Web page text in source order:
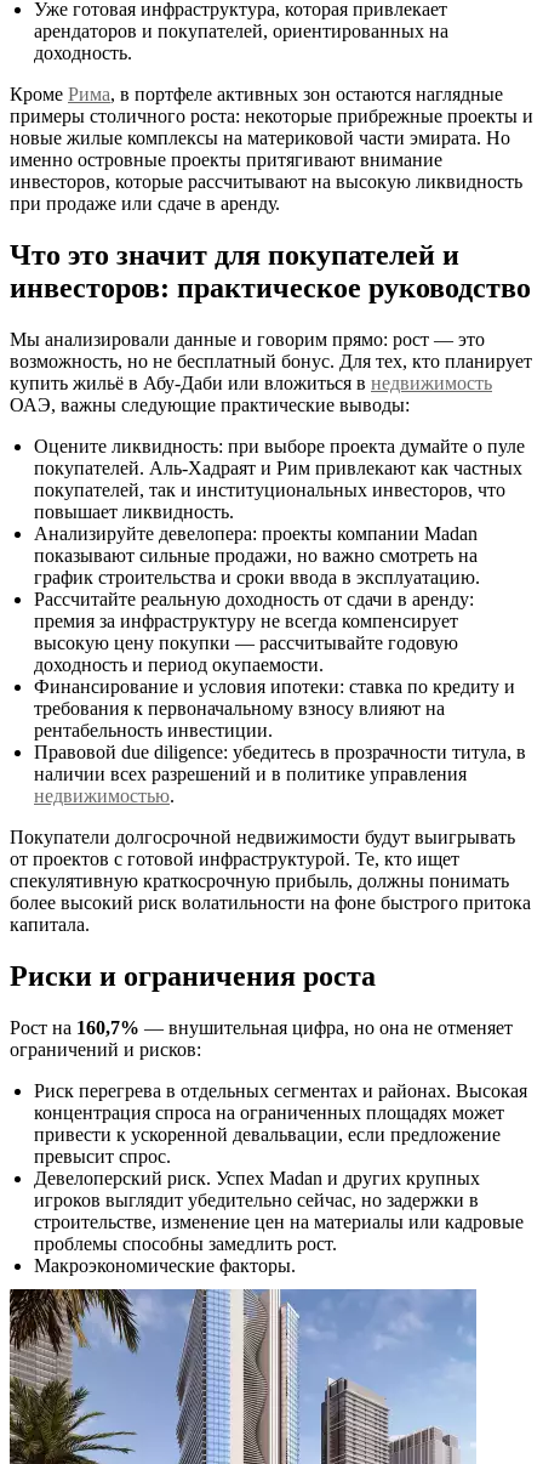
Уже готовая инфраструктура, которая привлекает
арендаторов и покупателей, ориентированных на
доходность.
Кроме Рима, в портфеле активных зон остаются наглядные
примеры столичного роста: некоторые прибрежные проекты и
новые жилые комплексы на материковой части эмирата. Но
именно островные проекты притягивают внимание
инвесторов, которые рассчитывают на высокую ликвидность
при продаже или сдаче в аренду.
Что это значит для покупателей и
инвесторов: практическое руководство
Мы анализировали данные и говорим прямо: рост — это
возможность, но не бесплатный бонус. Для тех, кто планирует
купить жильё в Абу‑Даби или вложиться в недвижимость
ОАЭ, важны следующие практические выводы:
Оцените ликвидность: при выборе проекта думайте о пуле
покупателей. Аль‑Хадраят и Рим привлекают как частных
покупателей, так и институциональных инвесторов, что
повышает ликвидность.
Анализируйте девелопера: проекты компании Madan
показывают сильные продажи, но важно смотреть на
график строительства и сроки ввода в эксплуатацию.
Рассчитайте реальную доходность от сдачи в аренду:
премия за инфраструктуру не всегда компенсирует
высокую цену покупки — рассчитывайте годовую
доходность и период окупаемости.
Финансирование и условия ипотеки: ставка по кредиту и
требования к первоначальному взносу влияют на
рентабельность инвестиции.
Правовой due diligence: убедитесь в прозрачности титула, в
наличии всех разрешений и в политике управления
недвижимостью.
Покупатели долгосрочной недвижимости будут выигрывать
от проектов с готовой инфраструктурой. Те, кто ищет
спекулятивную краткосрочную прибыль, должны понимать
более высокий риск волатильности на фоне быстрого притока
капитала.
Риски и ограничения роста
Рост на 160,7% — внушительная цифра, но она не отменяет
ограничений и рисков:
Риск перегрева в отдельных сегментах и районах. Высокая
концентрация спроса на ограниченных площадях может
привести к ускоренной девальвации, если предложение
превысит спрос.
Девелоперский риск. Успех Madan и других крупных
игроков выглядит убедительно сейчас, но задержки в
строительстве, изменение цен на материалы или кадровые
проблемы способны замедлить рост.
Макроэкономические факторы.